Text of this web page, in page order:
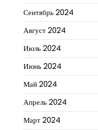
Сентябрь 2024
Август 2024
Июль 2024
Июнь 2024
Май 2024
Апрель 2024
Март 2024